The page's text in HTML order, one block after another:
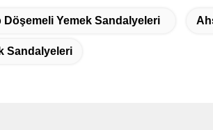
Döşemeli Yemek Sandalyeleri
Sandalyeleri